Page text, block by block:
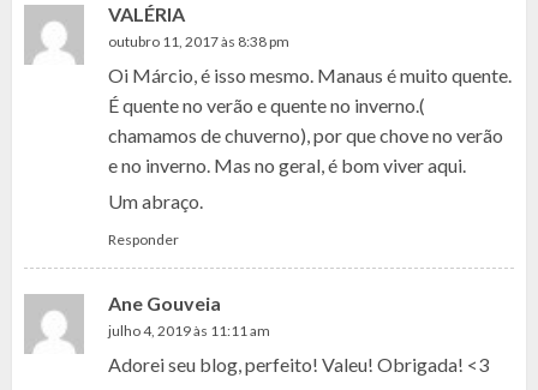
VALÉRIA
outubro 11, 2017 às 8:38 pm
Oi Márcio, é isso mesmo. Manaus é muito quente.
É quente no verão e quente no inverno.(
chamamos de chuverno), por que chove no verão
e no inverno. Mas no geral, é bom viver aqui.
Um abraço.
Responder
Ane Gouveia
julho 4, 2019 às 11:11 am
Adorei seu blog, perfeito! Valeu! Obrigada! <3